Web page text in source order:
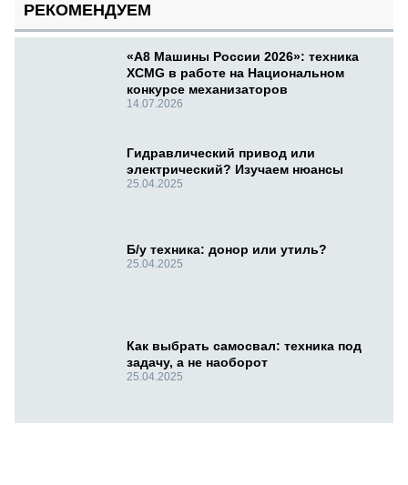
РЕКОМЕНДУЕМ
«А8 Машины России 2026»: техника
XCMG в работе на Национальном
конкурсе механизаторов
14.07.2026
Гидравлический привод или
электрический? Изучаем нюансы
25.04.2025
Б/у техника: донор или утиль?
25.04.2025
Как выбрать самосвал: техника под
задачу, а не наоборот
25.04.2025